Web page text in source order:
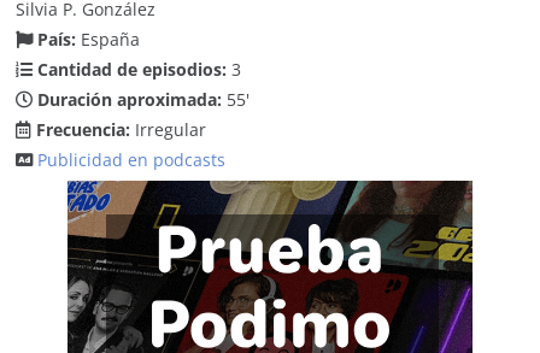
Silvia P. González
País: España
Cantidad de episodios: 3
Duración aproximada: 55'
Frecuencia: Irregular
Publicidad en podcasts